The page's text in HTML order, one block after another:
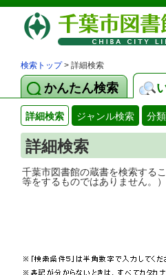
検索トップ> 詳細検索
かんたん検索
詳細検索 ジャンル検索 分
詳細検索
千葉市図書館の蔵書
等をするものではありません。）